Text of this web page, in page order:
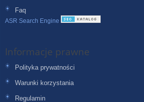
Faq
ASR Search Engine
Informacje prawne
Polityka prywatności
Warunki korzystania
Regulamin